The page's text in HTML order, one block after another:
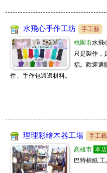
水飛心手作工坊
手工藝
桃園市水飛
只是製作，
福。歡迎選
件、手作包週邊材料。
理理彩繪木器工場
手工藝
高雄市 本
巴特棉紙.工